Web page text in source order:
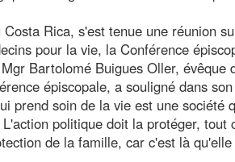
Rica, s'est tenue une réunion
pour la vie, la Conférence
Bartolomé Buigues Oller, évêque
épiscopale, a souligné dans
prend soin de la vie est une société
politique doit la protéger, tout
de la famille, car c'est là